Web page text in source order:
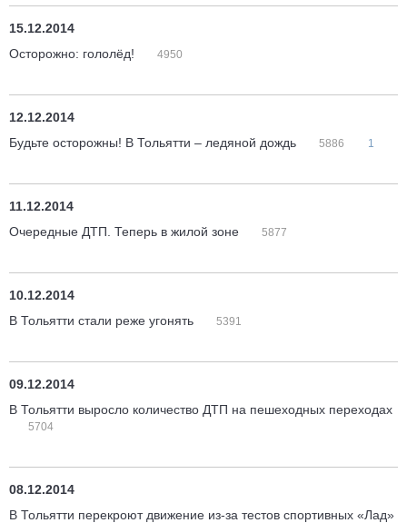
15.12.2014
Осторожно: гололёд!
4950
12.12.2014
Будьте осторожны! В Тольятти – ледяной дождь
5886 1
11.12.2014
Очередные ДТП. Теперь в жилой зоне
5877
10.12.2014
В Тольятти стали реже угонять
5391
09.12.2014
В Тольятти выросло количество ДТП на пешеходных переходах
5704
08.12.2014
В Тольятти перекроют движение из-за тестов спортивных «Лад»